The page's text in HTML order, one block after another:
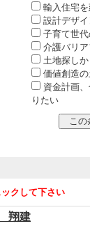
輸入住宅
設計デザ
子育て世
介護バリ
土地探し
価値創造
資金計画
りたい
クして下さい
翔建